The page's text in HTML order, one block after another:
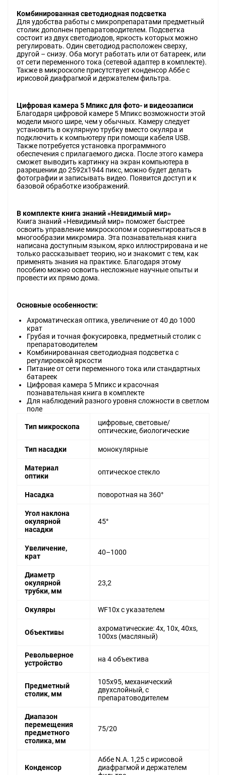
Комбинированная светодиодная подсветка
Для удобства работы с микропрепаратами предметный
столик дополнен препаратоводителем. Подсветка
состоит из двух светодиодов, яркость которых можно
регулировать. Один светодиод расположен сверху,
другой – снизу. Оба могут работать или от батареек, или
от сети переменного тока (сетевой адаптер в комплекте).
Также в микроскопе присутствует конденсор Аббе с
ирисовой диафрагмой и держателем фильтра.
Цифровая камера 5 Мпикс для фото- и видеозаписи
Благодаря цифровой камере 5 Мпикс возможности этой
модели много шире, чем у обычных. Камеру следует
установить в окулярную трубку вместо окуляра и
подключить к компьютеру при помощи кабеля USB.
Также потребуется установка программного
обеспечения с прилагаемого диска. После этого камера
сможет выводить картинку на экран компьютера в
разрешении до 2592x1944 пикс, можно будет делать
фотографии и записывать видео. Появится доступ и к
базовой обработке изображений.
В комплекте книга знаний «Невидимый мир»
Книга знаний «Невидимый мир» поможет быстрее
освоить управление микроскопом и сориентироваться в
многообразии микромира. Эта познавательная книга
написана доступным языком, ярко иллюстрирована и не
только рассказывает теорию, но и знакомит с тем, как
применять знания на практике. Благодаря этому
пособию можно освоить несложные научные опыты и
провести их прямо дома.
Основные особенности:
Ахроматическая оптика, увеличение от 40 до 1000
крат
Грубая и точная фокусировка, предметный столик с
препаратоводителем
Комбинированная светодиодная подсветка с
регулировкой яркости
Питание от сети переменного тока или стандартных
батареек
Цифровая камера 5 Мпикс и красочная
познавательная книга в комплекте
Для наблюдений разного уровня сложности в светлом
поле
Тип микроскопа
цифровые, световые/
оптические, биологические
Тип насадки монокулярные
Материал
оптики
оптическое стекло
Насадка поворотная на 360°
Угол наклона
окулярной
насадки
45°
Увеличение,
крат
40–1000
Диаметр
окулярной
трубки, мм
23,2
Окуляры WF10x с указателем
Объективы
ахроматические: 4x, 10x, 40xs,
100xs (масляный)
Револьверное
устройство
на 4 объектива
Предметный
столик, мм
105x95, механический
двухслойный, с
препаратоводителем
Диапазон
перемещения
предметного
столика, мм
75/20
Конденсор
Аббе N.A. 1,25 с ирисовой
диафрагмой и держателем